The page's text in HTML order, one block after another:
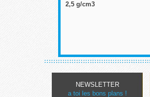
2,5 g/cm3
NEWSLETTER
a toi les bons plans !